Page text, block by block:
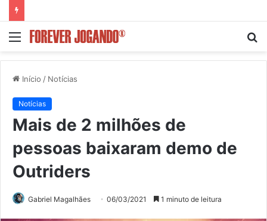
Menu
Início / Notícias
Notícias
Mais de 2 milhões de
pessoas baixaram demo de
Outriders
Gabriel Magalhães 06/03/2021 1 minuto de leitura